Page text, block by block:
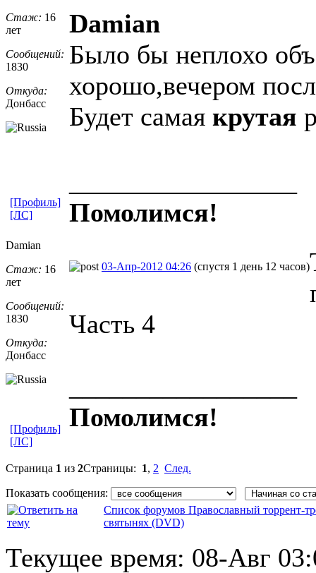
Стаж: 16
лет
Сообщений:
1830
Откуда:
Донбасс
Damian
Было бы неплохо
хорошо,вечером
Будет самая крутая
Помолимся!
[Профиль]
[ЛС]
Damian
Стаж: 16
лет
Сообщений:
1830
Откуда:
Донбасс
03-Апр-2012 04:26 (спустя 1 день 12 часов)
Часть 4
Помолимся!
[Профиль]
[ЛС]
Страница 1 из 2Страницы: 1, 2 След.
Показать сообщения:
Список форумов Православный торрент-
святынях (DVD)
Текущее время: 08-Авг